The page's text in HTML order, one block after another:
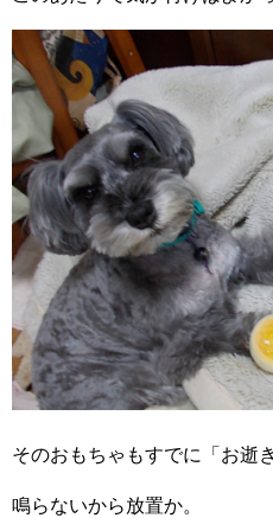
そのおもちゃもすでに「お逝
鳴らないから放置か。